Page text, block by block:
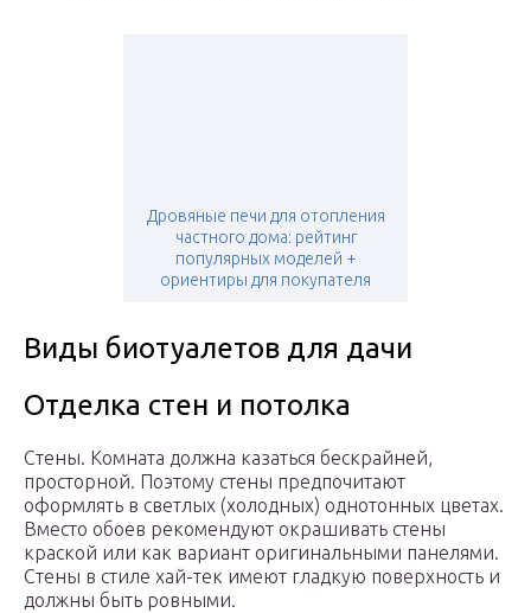
Дровяные печи для отопления
частного дома: рейтинг
популярных моделей +
ориентиры для покупателя
Виды биотуалетов для дачи
Отделка стен и потолка
Стены. Комната должна казаться бескрайней,
просторной. Поэтому стены предпочитают
оформлять в светлых (холодных) однотонных цветах.
Вместо обоев рекомендуют окрашивать стены
краской или как вариант оригинальными панелями.
Стены в стиле хай-тек имеют гладкую поверхность и
должны быть ровными.